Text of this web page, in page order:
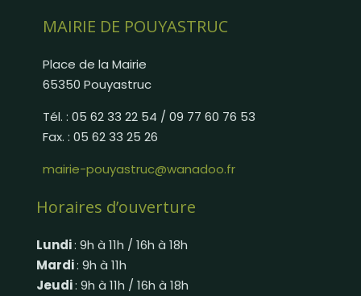
MAIRIE DE POUYASTRUC
Place de la Mairie
65350 Pouyastruc
Tél. : 05 62 33 22 54 / 09 77 60 76 53
Fax. : 05 62 33 25 26
mairie-pouyastruc@wanadoo.fr
Horaires d’ouverture
Lundi: 9h à 11h / 16h à 18h
Mardi: 9h à 11h
Jeudi: 9h à 11h / 16h à 18h